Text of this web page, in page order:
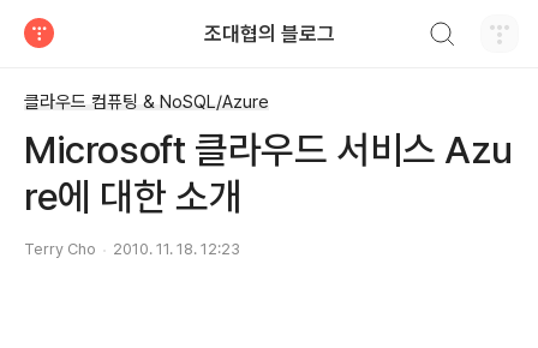
조대협의 블로그
클라우드 컴퓨팅 & NoSQL/Azure
Microsoft 클라우드 서비스 Azu
re에 대한 소개
Terry Cho 2010. 11. 18. 12:23